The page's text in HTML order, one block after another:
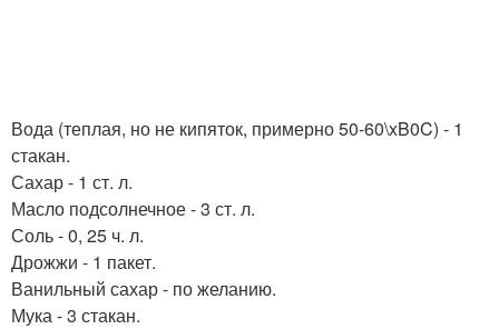
Вода (теплая, но не кипяток, примерно 50-60\xB0C) - 1
стакан.
Сахар - 1 ст. л.
Масло подсолнечное - 3 ст. л.
Соль - 0, 25 ч. л.
Дрожжи - 1 пакет.
Ванильный сахар - по желанию.
Мука - 3 стакан.